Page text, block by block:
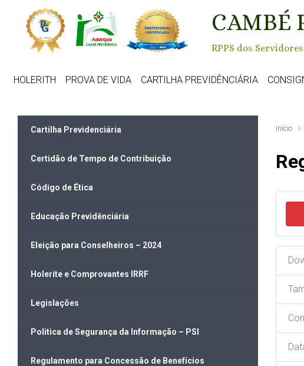
Skip to main content
CAMBÉ
RPPS dos
HOLERITH PROVA DE VIDA CARTILHA PREVIDÊNCIÁRIA
Início
Cartilha Previdenciária
Certidão de Tempo de Contribuição
Código de Ética
Educação Previdênciária
Eleição para Conselheiros – 2024
Holerite e Comprovantes IRRF
Legislações
Politica de Segurança da Informação – PSI
Regulamento para Concessão de Benefícios